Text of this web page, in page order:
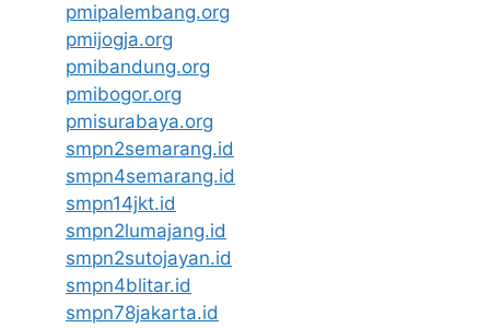
pmipalembang.org
pmijogja.org
pmibandung.org
pmibogor.org
pmisurabaya.org
smpn2semarang.id
smpn4semarang.id
smpn14jkt.id
smpn2lumajang.id
smpn2sutojayan.id
smpn4blitar.id
smpn78jakarta.id